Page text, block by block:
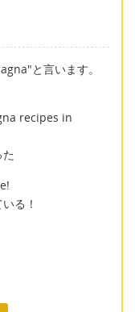
と言います。
recipes in
る！